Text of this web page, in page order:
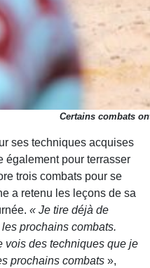
Certains combats
ses techniques acquises
également pour terrasser
trois combats pour se
a retenu les leçons de sa
« Je tire déjà de
prochains combats.
vois des techniques que je
prochains combats »,